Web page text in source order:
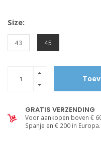
Size:
43 45
GRATIS VERZENDING
Voor aankopen boven €
Spanje en € 200 in Europa.